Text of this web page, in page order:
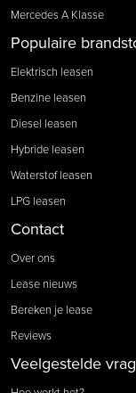
Mercedes A Klasse
Populaire
Elektrisch leasen
Benzine leasen
Diesel leasen
Hybride leasen
Waterstof leasen
LPG leasen
Contact
Over ons
Lease nieuws
Bereken je lease
Reviews
Veelgestelde